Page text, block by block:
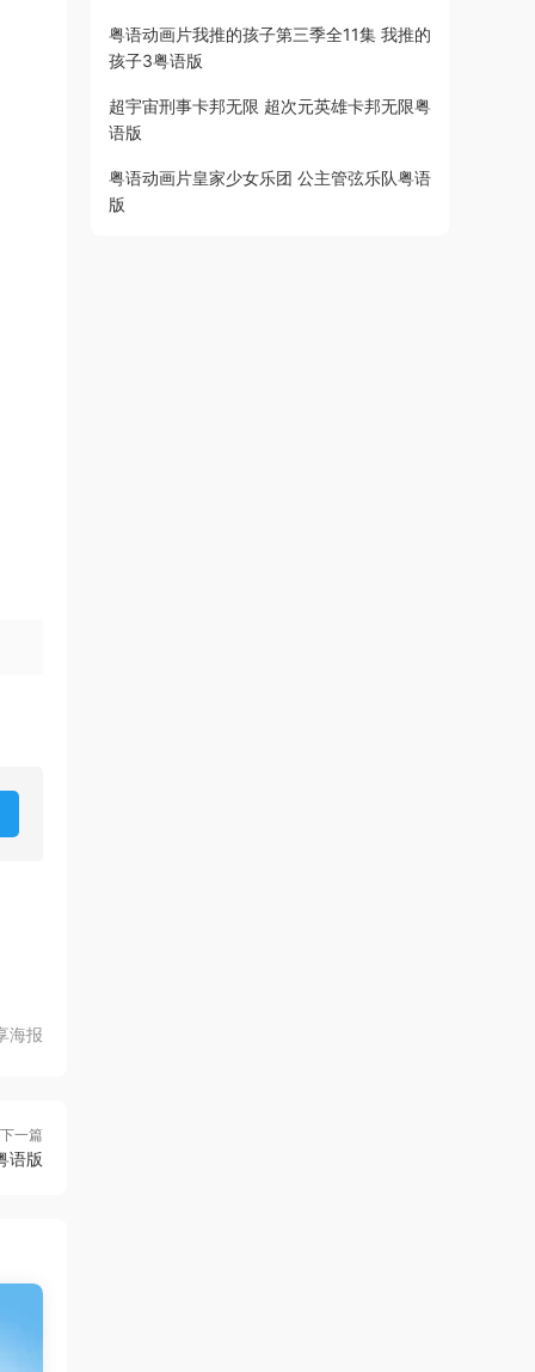
海报
下一篇
语版
粤语动画片我推的孩子第三季全11集 我推的
孩子3粤语版
超宇宙刑事卡邦无限 超次元英雄卡邦无限粤
语版
粤语动画片皇家少女乐团 公主管弦乐队粤语
版